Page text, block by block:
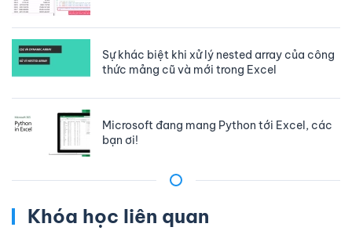
Sự khác biệt khi xử lý nested array của công
thức mảng cũ và mới trong Excel
Microsoft đang mang Python tới Excel, các
bạn ơi!
Khóa học liên quan